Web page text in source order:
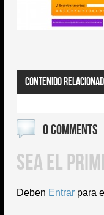
CONTENIDO
0 COMMENTS
SEA EL
Deben Entrar para